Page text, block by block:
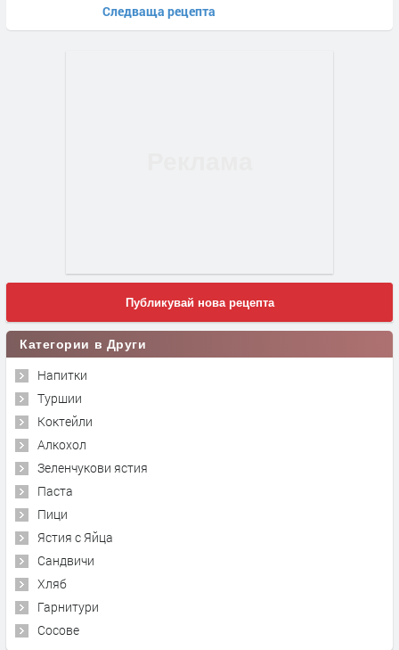
Следваща рецепта
Публикувай нова рецепта
Категории в Други
Напитки
Туршии
Коктейли
Алкохол
Зеленчукови ястия
Паста
Пици
Ястия с Яйца
Сандвичи
Хляб
Гарнитури
Сосове